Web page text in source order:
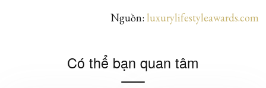
Nguồn: luxurylifestyleawards.com
Có thể bạn quan tâm